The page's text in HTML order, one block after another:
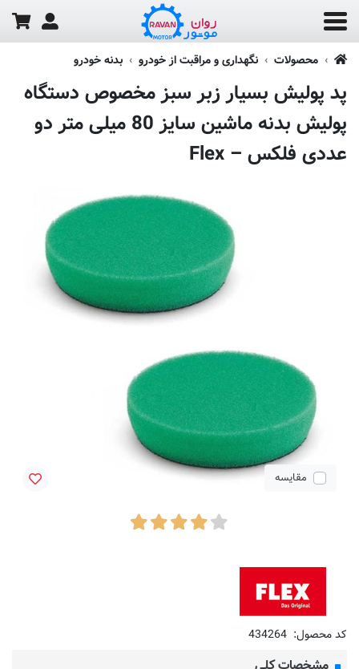
محصولات نگهداری و مراقبت از خودرو بدنه خودرو
پد پولیش بسیار زبر سبز مخصوص دستگاه
پولیش بدنه ماشین سایز 80 میلی متر دو
عددی فلکس – Flex
مقایسه
کد محصول: 434264